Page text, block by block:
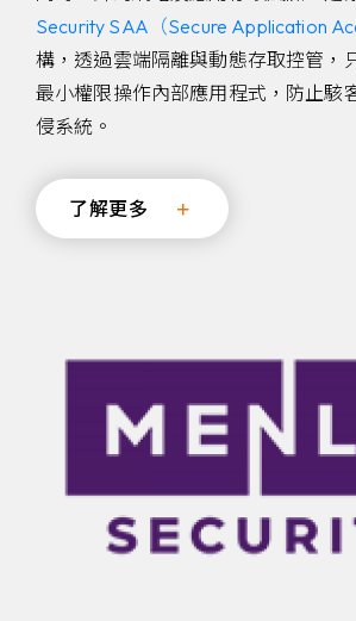
Security SAA（Secure Application
構，透過雲端隔離與動態存取控管，
最小權限操作內部應用程式，防止駭
侵系統。
了解更多